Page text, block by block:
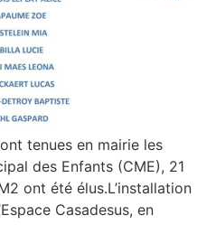
tenues en mairie les
des Enfants (CME), 21
ont été élus.L’installation
Casadesus, en